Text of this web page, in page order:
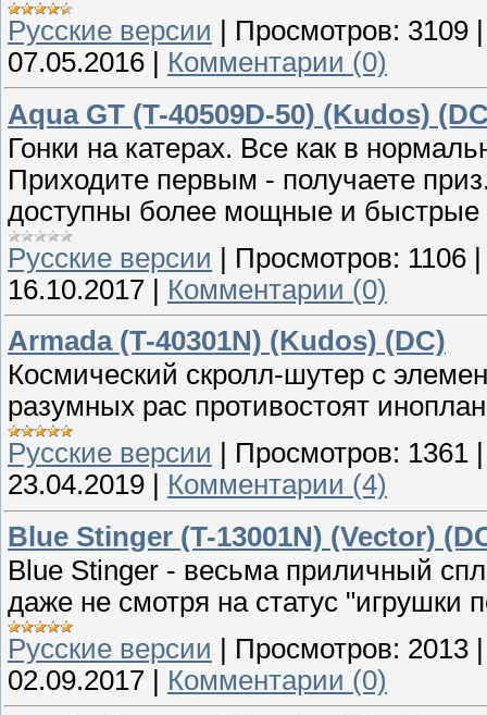
Русские версии
Просмотров: 3109
07.05.2016
Комментарии (0)
Aqua GT (T-40509D-50) (Kudos)
Гонки на катерах. Все как в
Приходите первым - получаете
доступны более мощные и быстрые
Русские версии | Просмотров: 1106
16.10.2017 | Комментарии (0)
Armada (T-40301N) (Kudos) (DC)
Космический скролл-шутер с
разумных рас противостоят
Русские версии
Просмотров: 1361
23.04.2019
Комментарии (4)
Blue Stinger (T-13001N) (Vector)
Blue Stinger - весьма приличный
даже не смотря на статус "игрушки
Русские версии
Просмотров: 2013
02.09.2017
Комментарии (0)